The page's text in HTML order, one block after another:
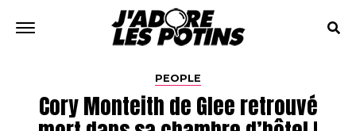
PEOPLE
Cory Monteith de Glee retrouvé